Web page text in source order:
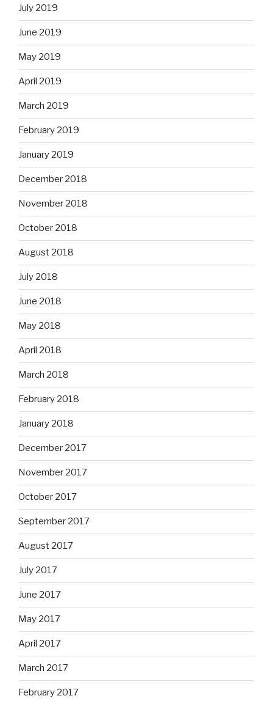
July 2019
June 2019
May 2019
April 2019
March 2019
February 2019
January 2019
December 2018
November 2018
October 2018
August 2018
July 2018
June 2018
May 2018
April 2018
March 2018
February 2018
January 2018
December 2017
November 2017
October 2017
September 2017
August 2017
July 2017
June 2017
May 2017
April 2017
March 2017
February 2017